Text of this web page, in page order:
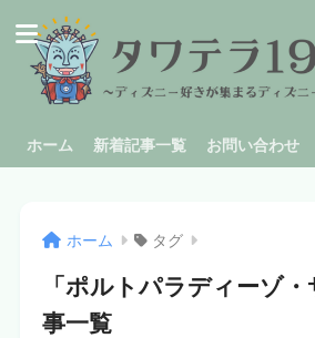
ホーム 新着記事一覧 お問い合わせ
ホーム タグ
「ポルトパラディーゾ
事一覧